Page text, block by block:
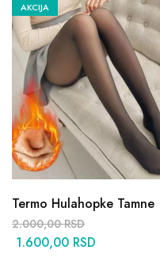
AKCIJA
Termo Hulahopke Tamne
2.000,00RSD
1.600,00 RSD